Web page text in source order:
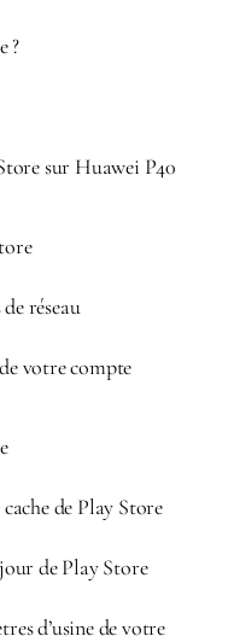
?
sur Huawei P40
réseau
votre compte
de Play Store
de Play Store
d’usine de votre